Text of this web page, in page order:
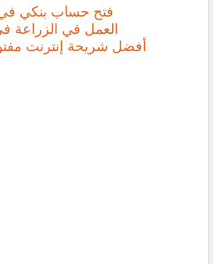
فتح حساب بنكي في
العمل في الزراعة في
أفضل شريحة إنترنت